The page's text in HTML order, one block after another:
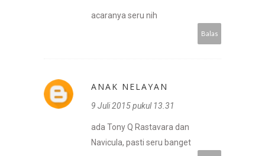
acaranya seru nih
Balas
ANAK NELAYAN
9 Juli 2015 pukul 13.31
ada Tony Q Rastavara dan
Navicula, pasti seru banget